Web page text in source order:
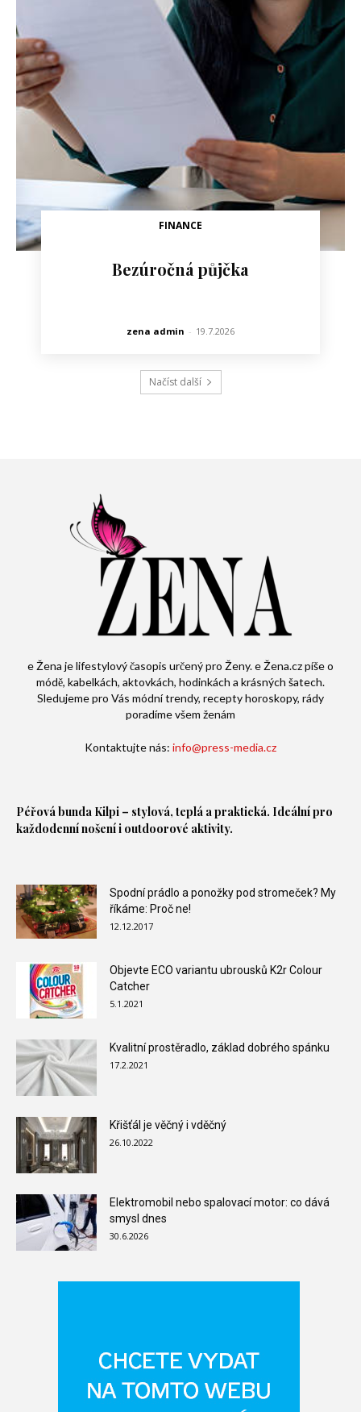
FINANCE
Bezúročná půjčka
zena admin - 19.7.2026
Načíst další
e Žena je lifestylový časopis určený pro Ženy. e Žena.cz píše o
módě, kabelkách, aktovkách, hodinkách a krásných šatech.
Sledujeme pro Vás módní trendy, recepty horoskopy, rády
poradíme všem ženám
Kontaktujte nás: info@press-media.cz
Péřová bunda Kilpi – stylová, teplá a praktická. Ideální pro
každodenní nošení i outdoorové aktivity.
Spodní prádlo a ponožky pod stromeček? My
říkáme: Proč ne!
12.12.2017
Objevte ECO variantu ubrousků K2r Colour
Catcher
5.1.2021
Kvalitní prostěradlo, základ dobrého spánku
17.2.2021
Křišťál je věčný i vděčný
26.10.2022
Elektromobil nebo spalovací motor: co dává
smysl dnes
30.6.2026